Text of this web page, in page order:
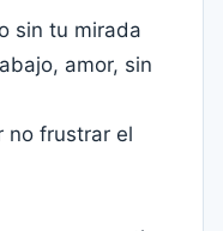
sin tu mirada
amor, sin
no frustrar el